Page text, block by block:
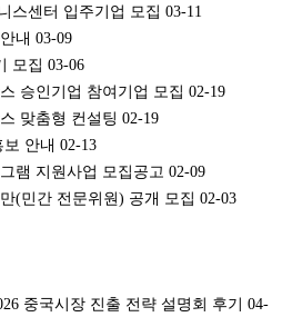
스센터 입주기업 모집 03-11
내 03-09
모집 03-06
승인기업 참여기업 모집 02-19
맞춤형 컨설팅 02-19
안내 02-13
램 지원사업 모집공고 02-09
(민간 전문위원) 공개 모집 02-03
중국시장 진출 전략 설명회 후기 04-